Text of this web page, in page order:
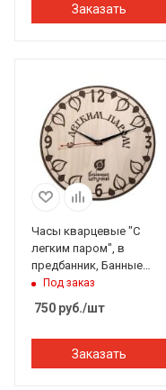
Заказать
Часы кварцевые "С
легким паром", в
предбанник, Банные
штучки#
Под заказ
750 руб./шт
Заказать